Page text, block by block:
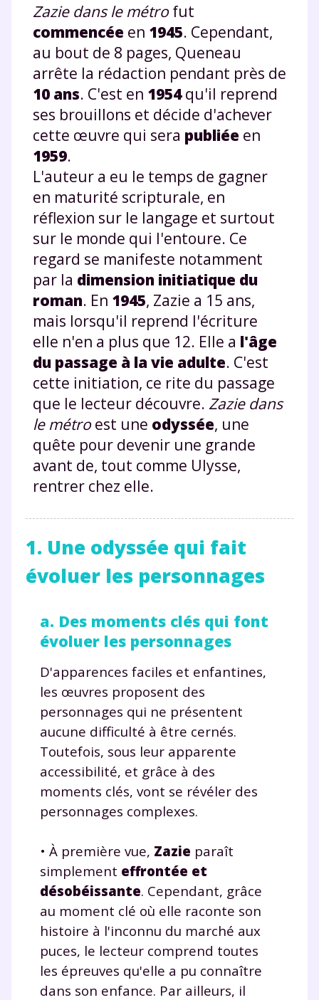
Zazie dans le métrofut
commencée en 1945. Cependant,
au bout de 8 pages, Queneau
arrête la rédaction pendant près de
10 ans. C'est en 1954qu'il reprend
ses brouillons et décide d'achever
cette œuvre qui sera publiée en
1959.
L'auteur a eu le temps de gagner
en maturité scripturale, en
réflexion sur le langage et surtout
sur le monde qui l'entoure. Ce
regard se manifeste notamment
par la dimension initiatique du
roman. En 1945, Zazie a 15 ans,
mais lorsqu'il reprend l'écriture
elle n'en a plus que 12. Elle a l'âge
du passage à la vie adulte. C'est
cette initiation, ce rite du passage
que le lecteur découvre. Zazie dans
le métroest une odyssée, une
quête pour devenir une grande
avant de, tout comme Ulysse,
rentrer chez elle.
1. Une odyssée qui fait
évoluer les personnages
a. Des moments clés qui font
évoluer les personnages
D'apparences faciles et enfantines,
les œuvres proposent des
personnages qui ne présentent
aucune difficulté à être cernés.
Toutefois, sous leur apparente
accessibilité, et grâce à des
moments clés, vont se révéler des
personnages complexes.
• À première vue, Zazie paraît
simplement effrontée et
désobéissante. Cependant, grâce
au moment clé où elle raconte son
histoire à l'inconnu du marché aux
puces, le lecteur comprend toutes
les épreuves qu'elle a pu connaître
dans son enfance. Par ailleurs, il